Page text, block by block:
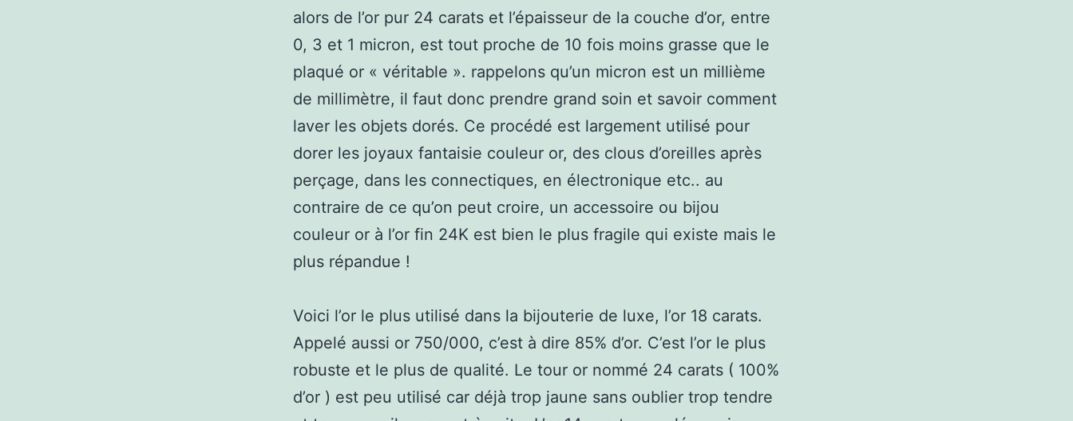
alors de l’or pur 24 carats et l’épaisseur de la couche d’or, entre
0, 3 et 1 micron, est tout proche de 10 fois moins grasse que le
plaqué or « véritable ». rappelons qu’un micron est un millième
de millimètre, il faut donc prendre grand soin et savoir comment
laver les objets dorés. Ce procédé est largement utilisé pour
dorer les joyaux fantaisie couleur or, des clous d’oreilles après
perçage, dans les connectiques, en électronique etc.. au
contraire de ce qu’on peut croire, un accessoire ou bijou
couleur or à l’or fin 24K est bien le plus fragile qui existe mais le
plus répandue !
Voici l’or le plus utilisé dans la bijouterie de luxe, l’or 18 carats.
Appelé aussi or 750/000, c’est à dire 85% d’or. C’est l’or le plus
robuste et le plus de qualité. Le tour or nommé 24 carats ( 100%
d’or ) est peu utilisé car déjà trop jaune sans oublier trop tendre